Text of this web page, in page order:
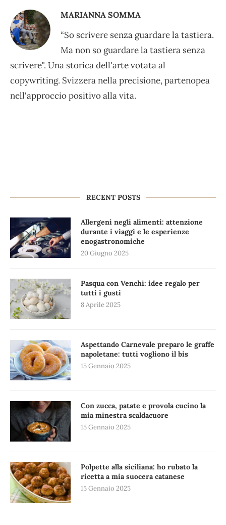
MARIANNA SOMMA
“So scrivere senza guardare la tastiera.
Ma non so guardare la tastiera senza
scrivere". Una storica dell'arte votata al
copywriting. Svizzera nella precisione, partenopea
nell'approccio positivo alla vita.
RECENT POSTS
Allergeni negli alimenti: attenzione
durante i viaggi e le esperienze
enogastronomiche
20 Giugno 2025
Pasqua con Venchi: idee regalo per
tutti i gusti
8 Aprile 2025
Aspettando Carnevale preparo le graffe
napoletane: tutti vogliono il bis
15 Gennaio 2025
Con zucca, patate e provola cucino la
mia minestra scaldacuore
15 Gennaio 2025
Polpette alla siciliana: ho rubato la
ricetta a mia suocera catanese
15 Gennaio 2025